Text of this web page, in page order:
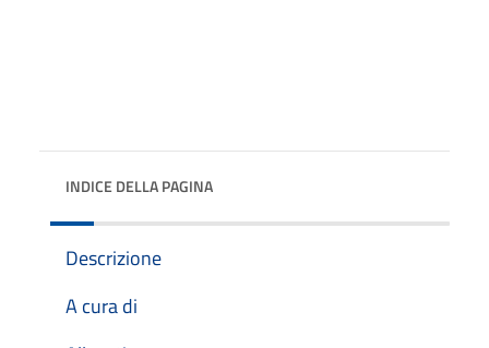
INDICE DELLA PAGINA
Descrizione
A cura di